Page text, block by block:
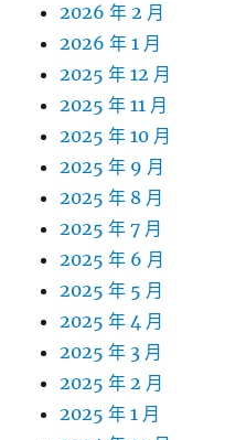
2026 年 2 月
2026 年 1 月
2025 年 12 月
2025 年 11 月
2025 年 10 月
2025 年 9 月
2025 年 8 月
2025 年 7 月
2025 年 6 月
2025 年 5 月
2025 年 4 月
2025 年 3 月
2025 年 2 月
2025 年 1 月